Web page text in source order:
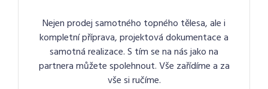
Nejen prodej samotného topného tělesa, ale i
kompletní příprava, projektová dokumentace a
samotná realizace. S tím se na nás jako na
partnera můžete spolehnout. Vše zařídíme a za
vše si ručíme.